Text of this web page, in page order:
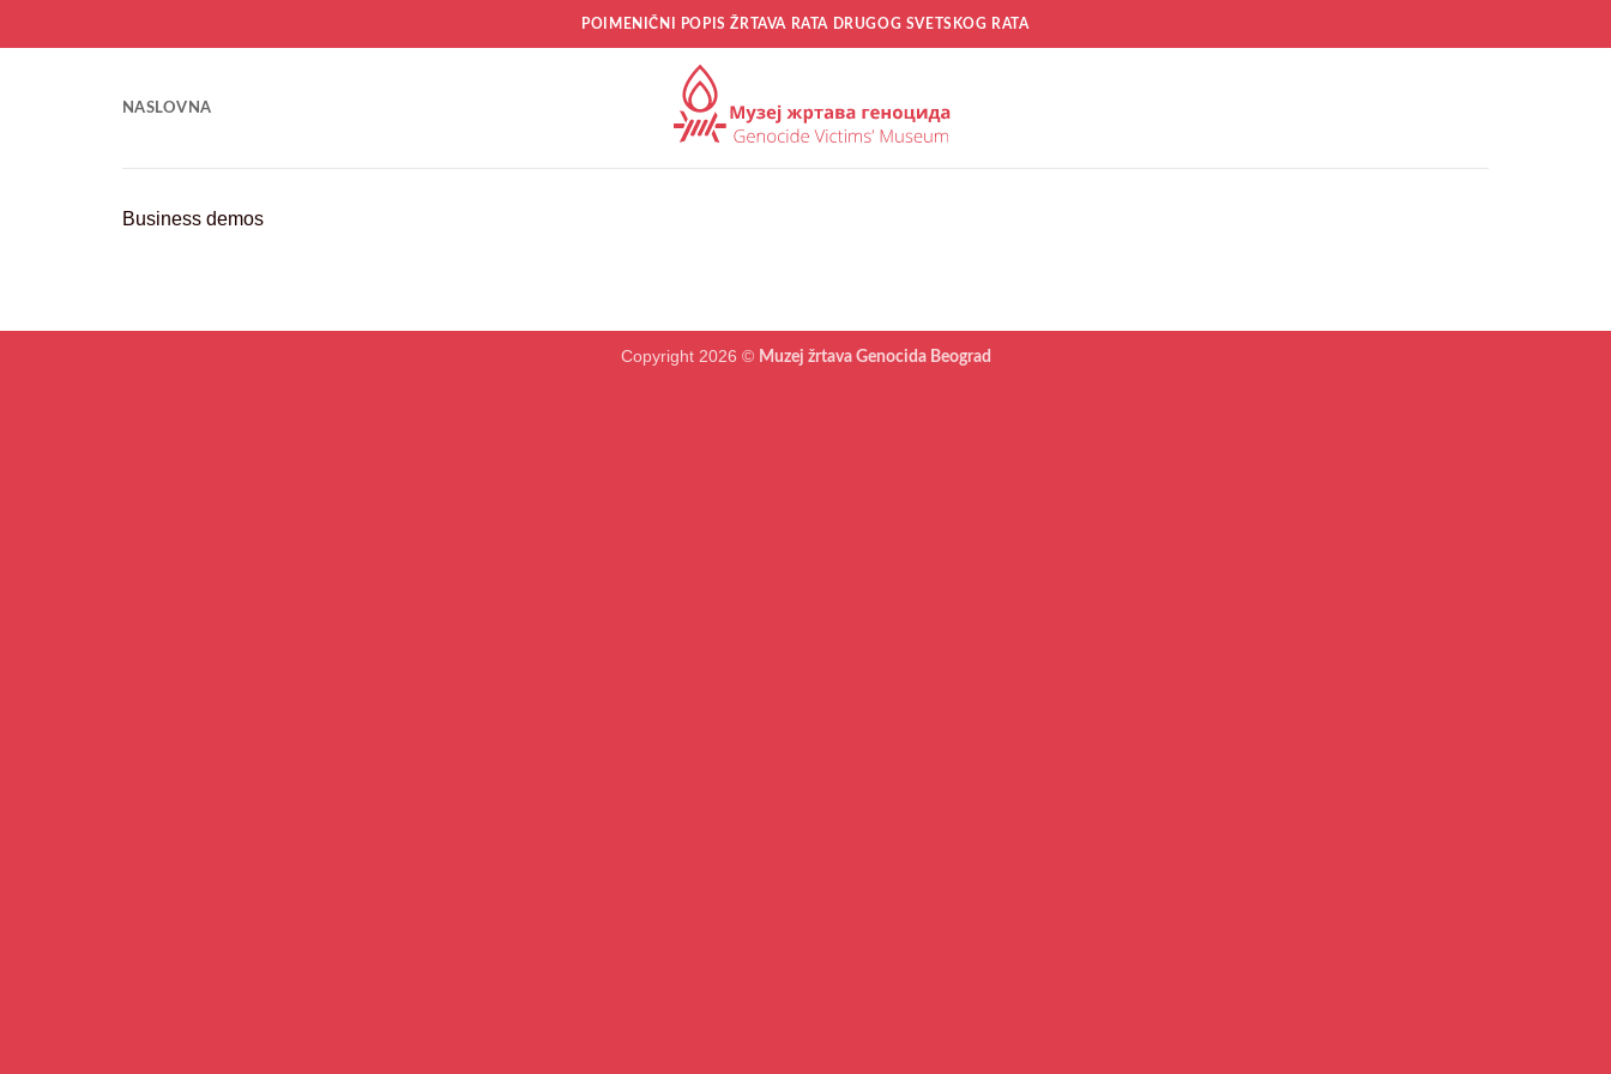
на
POIMENIČNI POPIS ŽRTAVA RATA DRUGOG SVETSKOG RATA
NASLOVNA
Business demos
Copyright 2026 © Muzej žrtava Genocida Beograd